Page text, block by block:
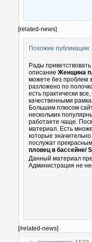
[related-news]
Похожие публикации:
Рады
описание Женщина
можете без проблем
разложено по
есть практически
качественными
Большим плюсом
нескольких
работаете чаще.
материал. Есть
которые
послужат
пловец в бассейне/
Данный материал
Администрация не
[/related-news]